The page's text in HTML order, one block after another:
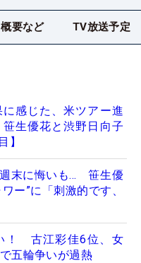
概要など TV放送予定
感じた、米ツアー進
生優花と渋野日向子
】
末に悔いも… 笹生優
ー”に「刺激的です、
！ 古江彩佳6位、女
五輪争いが過熱